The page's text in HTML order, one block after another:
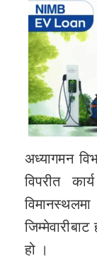
अध्यागमन
विपरीत
हो ।